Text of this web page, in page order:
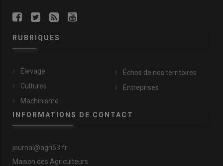
RUBRIQUES
Élevage
Cultures
Machinisme
Échos de nos territoires
Entreprises
INFORMATIONS DE CONTACT
journal@agri53.fr
Maison des Agriculteurs